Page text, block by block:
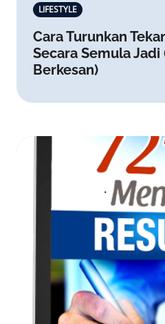
LIFESTYLE
Cara Turunkan
Secara Semula
Berkesan)